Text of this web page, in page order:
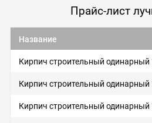
Прайс-лист
Название